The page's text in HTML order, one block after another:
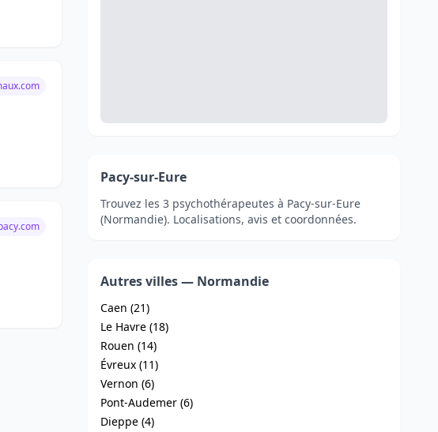
Pacy-sur-Eure
Trouvez les 3 psychothérapeutes à Pacy-sur-Eure
(Normandie). Localisations, avis et coordonnées.
Autres villes — Normandie
Caen (21)
Le Havre (18)
Rouen (14)
Évreux (11)
Vernon (6)
Pont-Audemer (6)
Dieppe (4)